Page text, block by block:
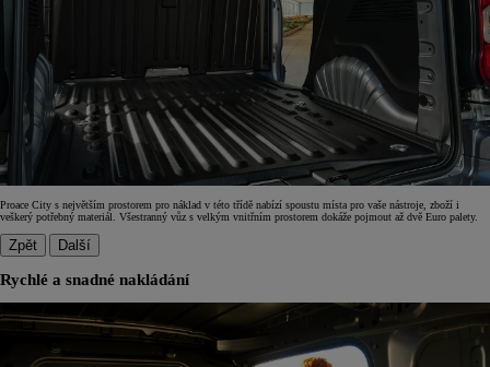
Proace City s největším prostorem pro náklad v této třídě nabízí spoustu místa pro vaše nástroje, zboží i
veškerý potřebný materiál. Všestranný vůz s velkým vnitřním prostorem dokáže pojmout až dvě Euro palety.
Zpět Další
Rychlé a snadné nakládání